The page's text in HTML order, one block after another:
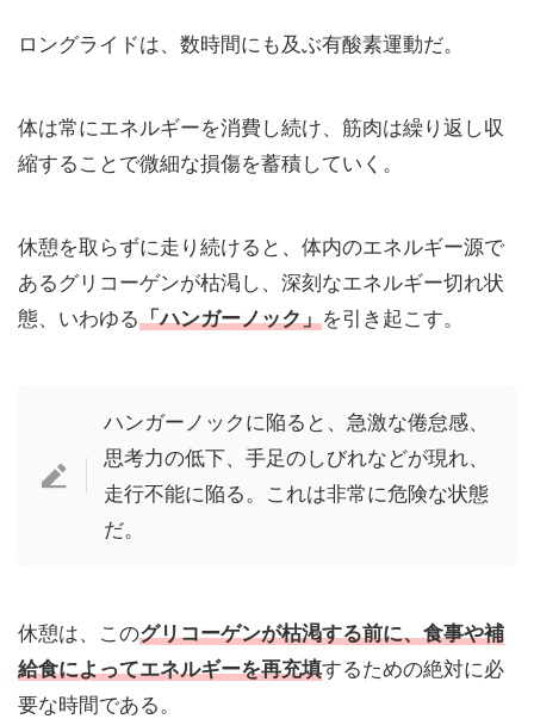
ロングライドは、数時間にも及ぶ有酸素運動だ。
体は常にエネルギーを消費し続け、筋肉は繰り返し収
縮することで微細な損傷を蓄積していく。
休憩を取らずに走り続けると、体内のエネルギー源で
あるグリコーゲンが枯渇し、深刻なエネルギー切れ状
態、いわゆる「ハンガーノック」を引き起こす。
ハンガーノックに陥ると、急激な倦怠感、
思考力の低下、手足のしびれなどが現れ、
走行不能に陥る。これは非常に危険な状態
だ。
休憩は、このグリコーゲンが枯渇する前に、食事や補
給食によってエネルギーを再充填するための絶対に必
要な時間である。